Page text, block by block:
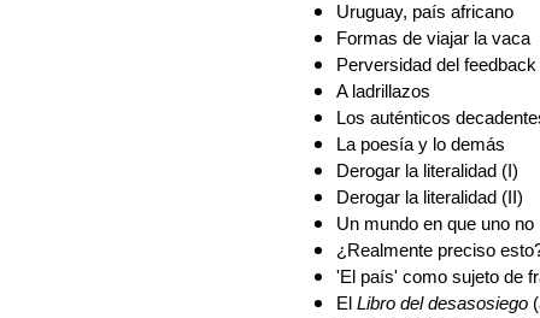
Uruguay, país africano
Formas de viajar la vaca
Perversidad del feedback
A ladrillazos
Los auténticos
La poesía y lo demás
Derogar la literalidad (I)
Derogar la literalidad (II)
Un mundo en que uno
¿Realmente preciso
'El país' como sujeto de
El Libro del desasosiego